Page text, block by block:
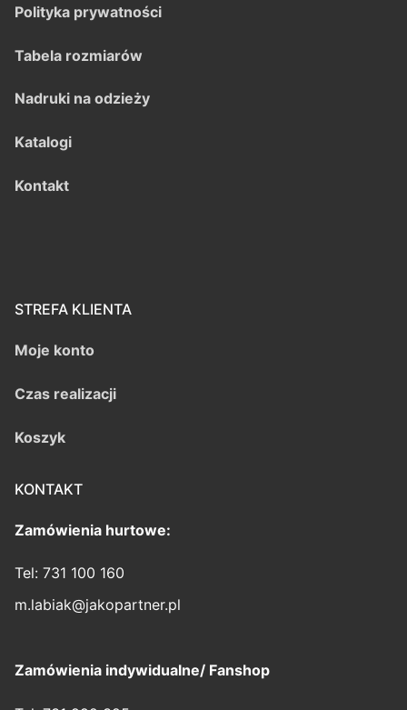
Polityka prywatności
Tabela rozmiarów
Nadruki na odzieży
Katalogi
Kontakt
STREFA KLIENTA
Moje konto
Czas realizacji
Koszyk
KONTAKT
Zamówienia hurtowe:
Tel: 731 100 160
m.labiak@jakopartner.pl
Zamówienia indywidualne/ Fanshop